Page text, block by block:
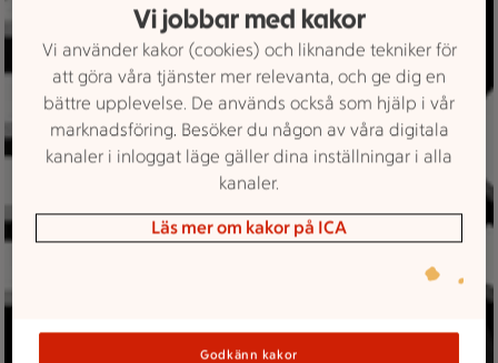
Vi jobbar med kakor
Vi använder kakor (cookies) och liknande tekniker för
att göra våra tjänster mer relevanta, och ge dig en
bättre upplevelse. De används också som hjälp i vår
marknadsföring. Besöker du någon av våra digitala
kanaler i inloggat läge gäller dina inställningar i alla
kanaler.
Läs mer om kakor på ICA
Godkänn kakor